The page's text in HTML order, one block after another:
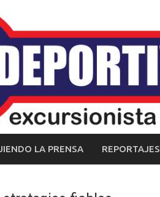
LA PRENSA REPORTAJES